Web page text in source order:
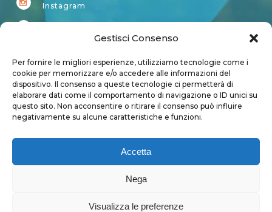
Gestisci Consenso
Per fornire le migliori esperienze, utilizziamo tecnologie come i
cookie per memorizzare e/o accedere alle informazioni del
dispositivo. Il consenso a queste tecnologie ci permetterà di
elaborare dati come il comportamento di navigazione o ID unici su
questo sito. Non acconsentire o ritirare il consenso può influire
negativamente su alcune caratteristiche e funzioni.
Accetta
Nega
Visualizza le preferenze
Instagram
Account
Login
User page